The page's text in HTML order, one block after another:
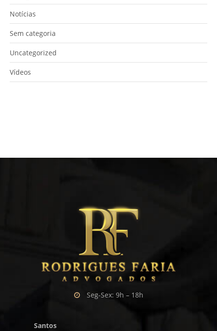
Notícias
Sem categoria
Uncategorized
Vídeos
Seg-Sex: 9h – 18h
Santos